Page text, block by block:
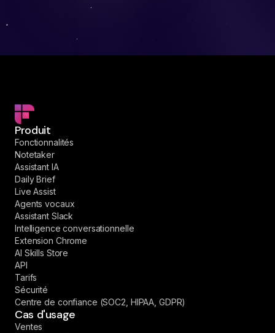
Produit
Fonctionnalités
Notetaker
Assistant IA
Daily Brief
Live Assist
Agents vocaux
Assistant Slack
Intelligence conversationnelle
Extension Chrome
AI Skills Store
API
Tarifs
Sécurité
Centre de confiance (SOC2, HIPAA, GDPR)
Cas d'usage
Ventes